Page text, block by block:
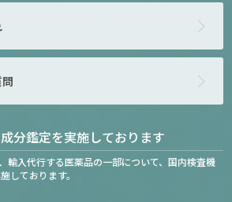
分鑑定を実施しております
輸入代行する医薬品の一部について、国内検査機
しております。